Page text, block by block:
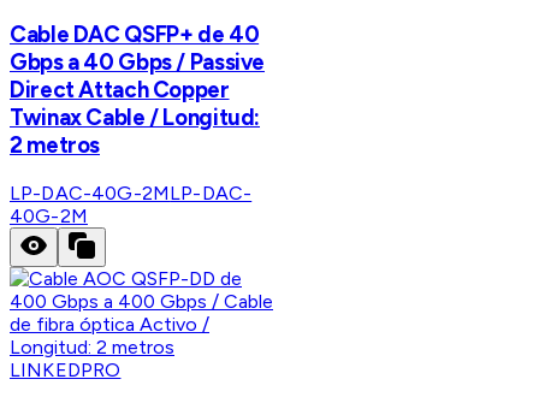
Cable DAC QSFP+ de 40
Gbps a 40 Gbps / Passive
Direct Attach Copper
Twinax Cable / Longitud:
2 metros
LP-DAC-40G-2MLP-DAC-
40G-2M
LINKEDPRO